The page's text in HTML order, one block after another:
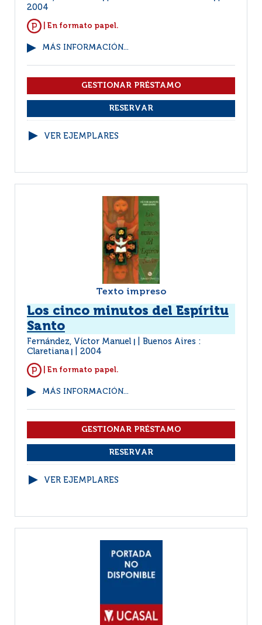
2004
| En formato papel.
MÁS INFORMACIÓN...
VER EJEMPLARES
Texto impreso
Los cinco minutos del Espíritu
Santo
Fernández, Víctor Manuel
Buenos Aires :
Claretiana
2004
| En formato papel.
MÁS INFORMACIÓN...
VER EJEMPLARES